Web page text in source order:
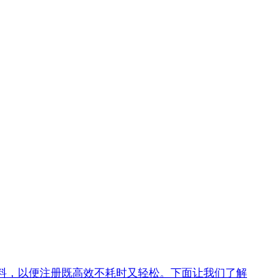
以便注册既高效不耗时又轻松。下面让我们了解